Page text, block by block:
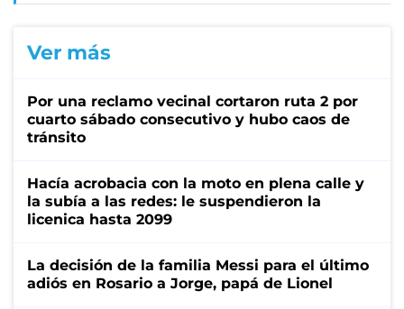
Ver más
Por una reclamo vecinal cortaron ruta 2 por
cuarto sábado consecutivo y hubo caos de
tránsito
Hacía acrobacia con la moto en plena calle y
la subía a las redes: le suspendieron la
licenica hasta 2099
La decisión de la familia Messi para el último
adiós en Rosario a Jorge, papá de Lionel